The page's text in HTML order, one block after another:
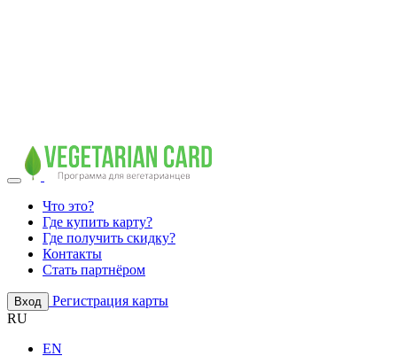
Что это?
Где купить карту?
Где получить скидку?
Контакты
Стать партнёром
Вход
Регистрация карты
RU
EN